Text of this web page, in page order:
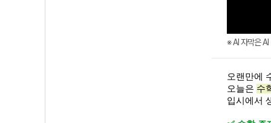
※ AI 자막은 AI
오랜만에
오늘은 수
입시에서